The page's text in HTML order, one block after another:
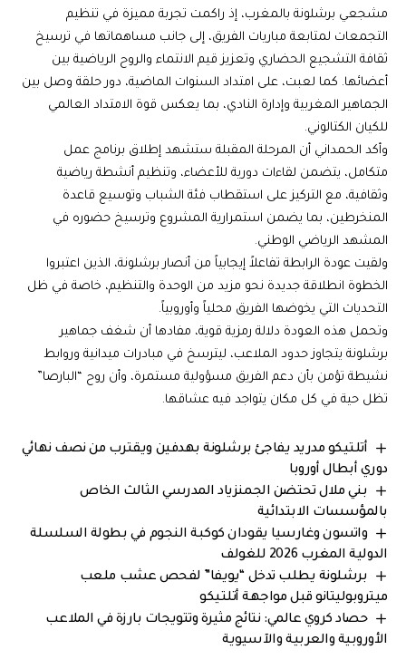
مشجعي برشلونة بالمغرب، إذ راكمت تجربة مميزة في تنظيم
التجمعات لمتابعة مباريات الفريق، إلى جانب مساهماتها في ترسيخ
ثقافة التشجيع الحضاري وتعزيز قيم الانتماء والروح الرياضية بين
أعضائها. كما لعبت، على امتداد السنوات الماضية، دور حلقة وصل بين
الجماهير المغربية وإدارة النادي، بما يعكس قوة الامتداد العالمي
للكيان الكتالوني.
وأكد الحمداني أن المرحلة المقبلة ستشهد إطلاق برنامج عمل
متكامل، يتضمن لقاءات دورية للأعضاء، وتنظيم أنشطة رياضية
وثقافية، مع التركيز على استقطاب فئة الشباب وتوسيع قاعدة
المنخرطين، بما يضمن استمرارية المشروع وترسيخ حضوره في
المشهد الرياضي الوطني.
ولقيت عودة الرابطة تفاعلاً إيجابياً من أنصار برشلونة، الذين اعتبروا
الخطوة انطلاقة جديدة نحو مزيد من الوحدة والتنظيم، خاصة في ظل
التحديات التي يخوضها الفريق محلياً وأوروبياً.
وتحمل هذه العودة دلالة رمزية قوية، مفادها أن شغف جماهير
برشلونة يتجاوز حدود الملاعب، ليترسخ في مبادرات ميدانية وروابط
نشيطة تؤمن بأن دعم الفريق مسؤولية مستمرة، وأن روح “البارصا”
تظل حية في كل مكان يتواجد فيه عشاقها.
أتلتيكو مدريد يفاجئ برشلونة بهدفين ويقترب من نصف نهائي
دوري أبطال أوروبا
بني ملال تحتضن الجمنزياد المدرسي الثالث الخاص
بالمؤسسات الابتدائية
واتسون وغارسيا يقودان كوكبة النجوم في بطولة السلسلة
الدولية المغرب 2026 للغولف
برشلونة يطلب تدخل “يويفا” لفحص عشب ملعب
ميتروبوليتانو قبل مواجهة أتلتيكو
حصاد كروي عالمي: نتائج مثيرة وتتويجات بارزة في الملاعب
الأوروبية والعربية والآسيوية